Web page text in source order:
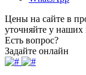
Цены на сайте в
уточняйте у
Есть вопрос?
Задайте онлайн